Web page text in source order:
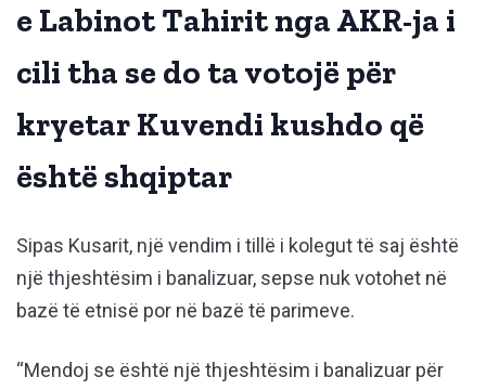
e Labinot Tahirit nga AKR-ja i
cili tha se do ta votojë për
kryetar Kuvendi kushdo që
është shqiptar
Sipas Kusarit, një vendim i tillë i kolegut të saj është
një thjeshtësim i banalizuar, sepse nuk votohet në
bazë të etnisë por në bazë të parimeve.
“Mendoj se është një thjeshtësim i banalizuar për